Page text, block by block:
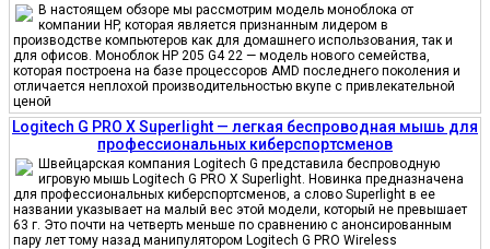
В настоящем обзоре мы рассмотрим модель моноблока от
компании HP, которая является признанным лидером в
производстве компьютеров как для домашнего использования, так и
для офисов. Моноблок HP 205 G4 22 — модель нового семейства,
которая построена на базе процессоров AMD последнего поколения и
отличается неплохой производительностью вкупе с привлекательной
ценой
Logitech G PRO X Superlight — легкая беспроводная мышь для
профессиональных киберспортсменов
Швейцарская компания Logitech G представила беспроводную
игровую мышь Logitech G PRO X Superlight. Новинка предназначена
для профессиональных киберспортсменов, а слово Superlight в ее
названии указывает на малый вес этой модели, который не превышает
63 г. Это почти на четверть меньше по сравнению с анонсированным
пару лет тому назад манипулятором Logitech G PRO Wireless